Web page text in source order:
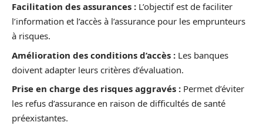
Facilitation des assurances : L’objectif est de faciliter
l’information et l’accès à l’assurance pour les emprunteurs
à risques.
Amélioration des conditions d’accès : Les banques
doivent adapter leurs critères d’évaluation.
Prise en charge des risques aggravés : Permet d’éviter
les refus d’assurance en raison de difficultés de santé
préexistantes.